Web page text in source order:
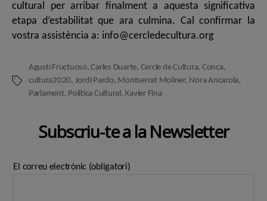
cultural per arribar finalment a aquesta significativa
etapa d’estabilitat que ara culmina. Cal confirmar la
vostra assistència a: info@cercledecultura.org
Etiquetes
Agustí Fructuoso,Carles Duarte, Cercle de Cultura, Conca,
cultura2020, Jordi Pardo, Montserrat Moliner, Nora Ancarola,
Parlament, Política Cultural ,Xavier Fina
Subscriu-te a la Newsletter
El correu electrònic (obligatori)